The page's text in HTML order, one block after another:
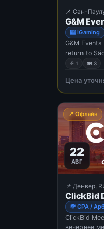
📌 Сан-
G&M
🎰 iGaming
G&M
return to
meeting
on a
brings
🎉 1 🍽 3
Цена
📍 Офлайн
22
АВГ
📌 Денвер,
ClickBid
💸 CPA /
ClickBid
вечернее